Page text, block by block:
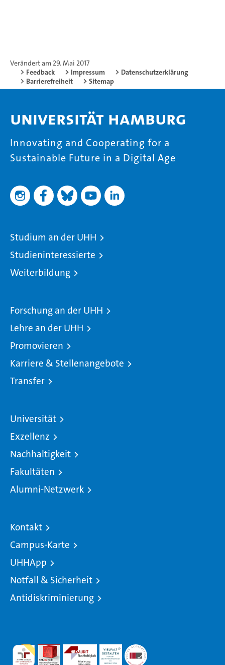
Verändert am 29. Mai 2017
Feedback
Impressum
Datenschutzerklärung
Barrierefreiheit
Sitemap
Universität Hamburg
Innovating and Cooperating for a
Sustainable Future in a Digital Age
Studium an der UHH
Studieninteressierte
Weiterbildung
Forschung an der UHH
Lehre an der UHH
Promovieren
Karriere & Stellenangebote
Transfer
Universität
Exzellenz
Nachhaltigkeit
Fakultäten
Alumni-Netzwerk
Kontakt
Campus-Karte
UHHApp
Notfall & Sicherheit
Antidiskriminierung